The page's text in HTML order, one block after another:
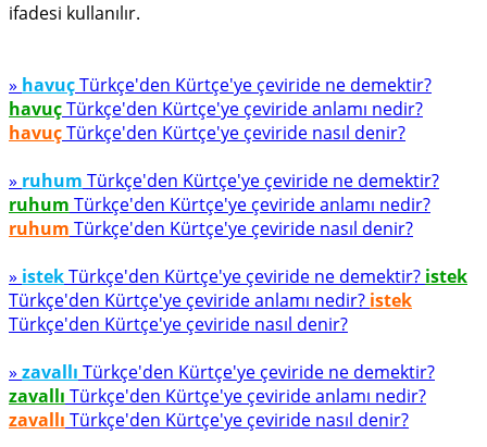
ifadesi kullanılır.
» havuçTürkçe'den Kürtçe'ye çeviride ne demektir?
havuçTürkçe'den Kürtçe'ye çeviride anlamı nedir?
havuçTürkçe'den Kürtçe'ye çeviride nasıl denir?
» ruhum Türkçe'den Kürtçe'ye çeviride ne demektir?
ruhum Türkçe'den Kürtçe'ye çeviride anlamı nedir?
ruhum Türkçe'den Kürtçe'ye çeviride nasıl denir?
» istekTürkçe'den Kürtçe'ye çeviride ne demektir? istek
Türkçe'den Kürtçe'ye çeviride anlamı nedir? istek
Türkçe'den Kürtçe'ye çeviride nasıl denir?
» zavallı Türkçe'den Kürtçe'ye çeviride ne demektir?
zavallı Türkçe'den Kürtçe'ye çeviride anlamı nedir?
zavallı Türkçe'den Kürtçe'ye çeviride nasıl denir?